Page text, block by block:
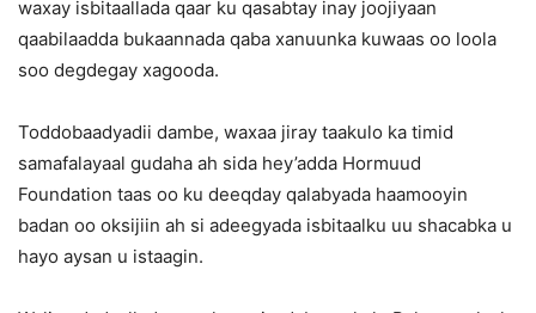
waxay isbitaallada qaar ku qasabtay inay joojiyaan
qaabilaadda bukaannada qaba xanuunka kuwaas oo loola
soo degdegay xagooda.
Toddobaadyadii dambe, waxaa jiray taakulo ka timid
samafalayaal gudaha ah sida hey’adda Hormuud
Foundation taas oo ku deeqday qalabyada haamooyin
badan oo oksijiin ah si adeegyada isbitaalku uu shacabka u
hayo aysan u istaagin.